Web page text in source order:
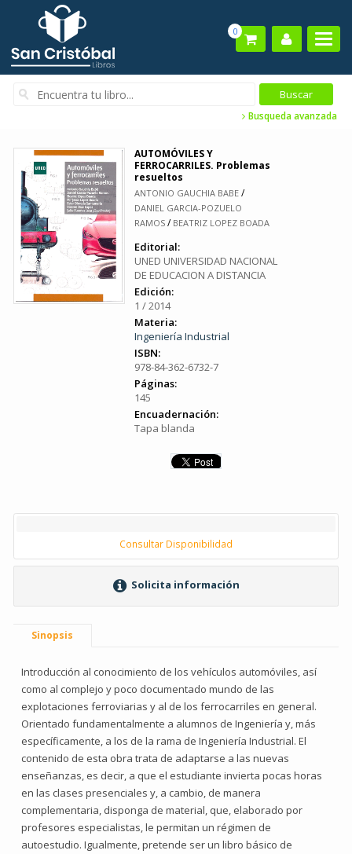
0
Busqueda avanzada
AUTOMÓVILES Y
FERROCARRILES. Problemas
resueltos
ANTONIO GAUCHIA BABE /
DANIEL GARCIA-POZUELO
RAMOS / BEATRIZ LOPEZ BOADA
Editorial:
UNED UNIVERSIDAD NACIONAL
DE EDUCACION A DISTANCIA
Edición:
1 / 2014
Materia:
Ingeniería Industrial
ISBN:
978-84-362-6732-7
Páginas:
145
Encuadernación:
Tapa blanda
Consultar Disponibilidad
Solicita información
Sinopsis
Introducción al conocimiento de los vehículos automóviles, así
como al complejo y poco documentado mundo de las
explotaciones ferroviarias y al de los ferrocarriles en general.
Orientado fundamentalmente a alumnos de Ingeniería y, más
específicamente, a los de la rama de Ingeniería Industrial. El
contenido de esta obra trata de adaptarse a las nuevas
enseñanzas, es decir, a que el estudiante invierta pocas horas
en las clases presenciales y, a cambio, de manera
complementaria, disponga de material, que, elaborado por
profesores especialistas, le permitan un régimen de
autoestudio. Igualmente, pretende ser un libro básico de